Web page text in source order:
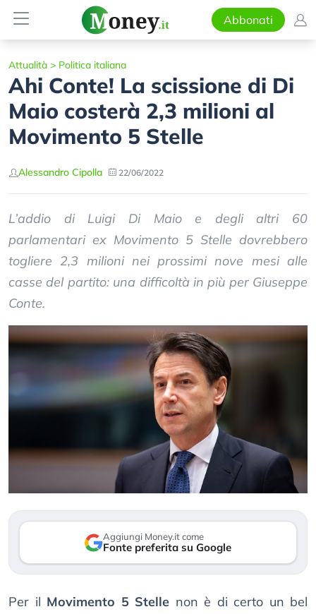
Abbonati
Attualità > Politica italiana
Ahi Conte! La scissione di Di
Maio costerà 2,3 milioni al
Movimento 5 Stelle
Alessandro Cipolla 22/06/2022
L’addio di Luigi Di Maio e degli altri 60
parlamentari ex Movimento 5 Stelle dovrebbero
togliere 2,3 milioni nei prossimi nove mesi alle
casse del partito: una difficoltà in più per Giuseppe
Conte.
Aggiungi Money.it come
Fonte preferita su Google
Per il Movimento 5 Stelle non è di certo un bel